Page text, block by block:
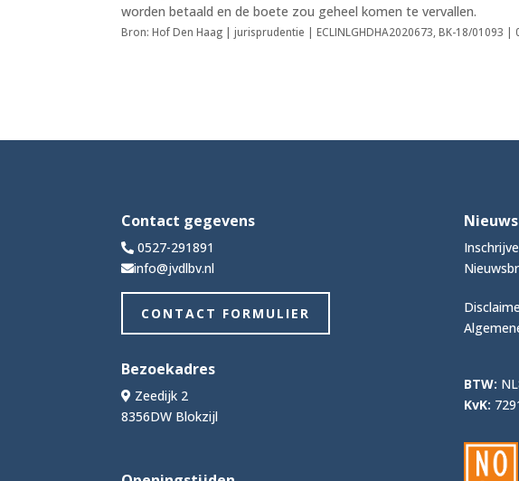
worden betaald en de boete zou geheel komen te vervallen.
Bron: Hof Den Haag | jurisprudentie | ECLINLGHDHA2020673, BK-18/01093 |
Contact gegevens
0527-291891
info@jvdlbv.nl
CONTACT FORMULIER
Bezoekadres
Zeedijk 2
8356DW Blokzijl
BTW:
KvK: